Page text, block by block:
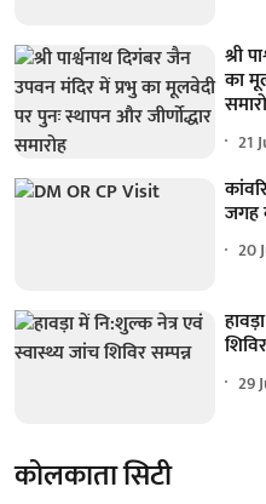
श्री
का
21
जगह
20
29
कोलकाता सिटी